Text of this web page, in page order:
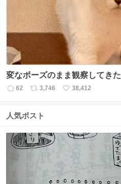
数
変なポーズのまま観察してきた
返
数
62
リ
ス
数
3,746
い
38,412
人気ポスト